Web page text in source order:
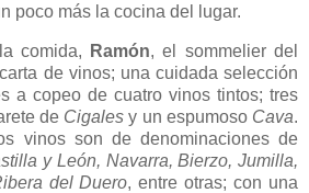
poco más la cocina del lugar.
comida, Ramón, el sommelier del
de vinos; una cuidada selección
a copeo de cuatro vinos tintos; tres
de Cigales y un espumoso Cava.
vinos son de denominaciones de
y León, Navarra, Bierzo, Jumilla,
del Duero, entre otras; con una